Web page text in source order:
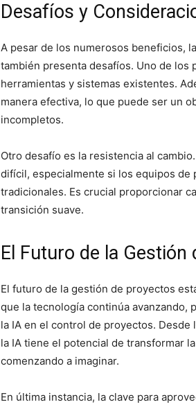
Desafíos y
A pesar de los numerosos beneficios,
también presenta desafíos. Uno de los
herramientas y sistemas existentes.
manera efectiva, lo que puede ser un
incompletos.
Otro desafío es la resistencia al
difícil, especialmente si los equipos de
tradicionales. Es crucial proporcionar
transición suave.
El Futuro de la
El futuro de la gestión de proyectos
que la tecnología continúa avanzando,
la IA en el control de proyectos. Desde
la IA tiene el potencial de transformar
comenzando a imaginar.
En última instancia, la clave para